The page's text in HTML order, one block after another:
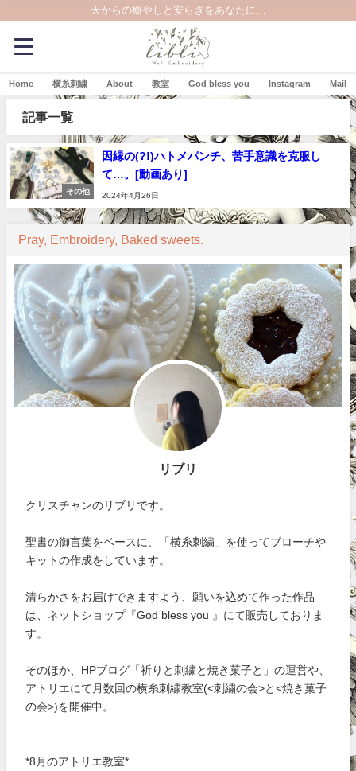
天からの癒やしと安らぎをあなたに…
Home 横糸刺繍 About 教室 God bless you Instagram Mail
記事一覧
その他
因縁の(?!)ハトメパンチ、苦手意識を克服し
て…。[動画あり]
2024年4月26日
Pray, Embroidery, Baked sweets.
リブリ
クリスチャンのリブリです。
聖書の御言葉をベースに、「横糸刺繍」を使ってブローチや
キットの作成をしています。
清らかさをお届けできますよう、願いを込めて作った作品
は、ネットショップ『God bless you 』にて販売しておりま
す。
そのほか、HPブログ「祈りと刺繍と焼き菓子と」の運営や、
アトリエにて月数回の横糸刺繍教室(<刺繍の会>と<焼き菓子
の会>)を開催中。
*8月のアトリエ教室*